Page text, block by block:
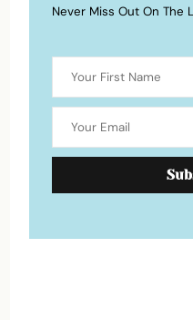
Never Miss Out On The